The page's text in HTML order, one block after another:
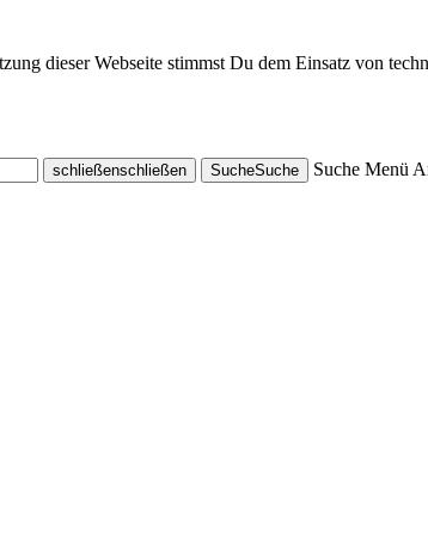
dieser Webseite stimmst Du dem Einsatz von
schließenschließen SucheSuche Suche Menü